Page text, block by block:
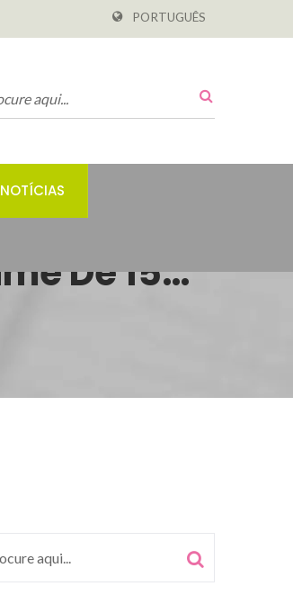
PORTUGUÊS
NOTÍCIAS
De 15